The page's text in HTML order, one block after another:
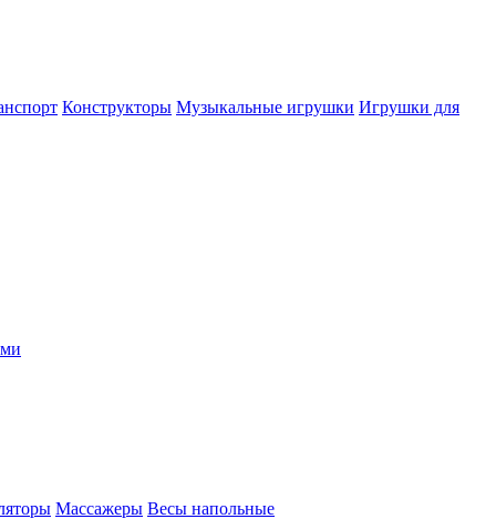
Конструкторы Музыкальные игрушки Игрушки для
Массажеры Весы напольные